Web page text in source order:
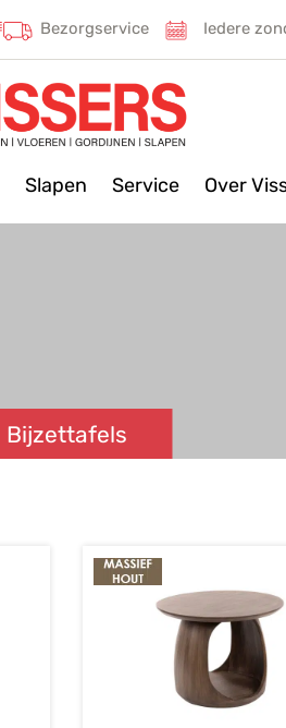
Bezorgservice Iedere
Slapen Service Over
Bijzettafels